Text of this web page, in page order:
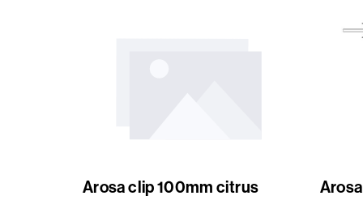
Arosa clip 100mm citrus